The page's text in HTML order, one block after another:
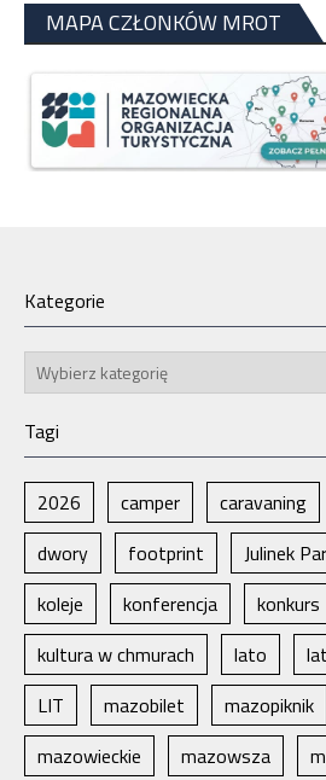
MAPA CZŁONKÓW MROT
Kategorie
Kategorie
Tagi
2026 camper caravaning
dwory
footprint Julinek
koleje
konferencja konkurs
kultura w chmurach
lato
LIT
mazobilet mazopiknik
mazowieckie
mazowsza